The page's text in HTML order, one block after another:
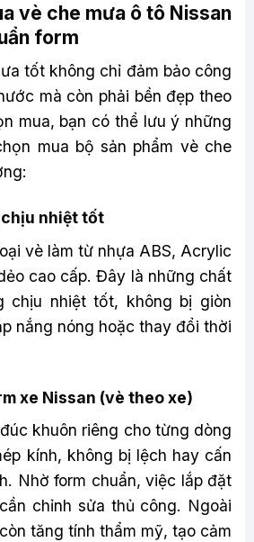
vè che mưa ô tô Nissan
form
tốt không chỉ đảm bảo công
mà còn phải bền đẹp theo
mua, bạn có thể lưu ý những
mua bộ sản phẩm vè che
chịu nhiệt tốt
vè làm từ nhựa ABS, Acrylic
cao cấp. Đây là những chất
chịu nhiệt tốt, không bị giòn
nắng nóng hoặc thay đổi thời
xe Nissan (vè theo xe)
khuôn riêng cho từng dòng
kính, không bị lệch hay cấn
Nhờ form chuẩn, việc lắp đặt
chỉnh sửa thủ công. Ngoài
tăng tính thẩm mỹ, tạo cảm